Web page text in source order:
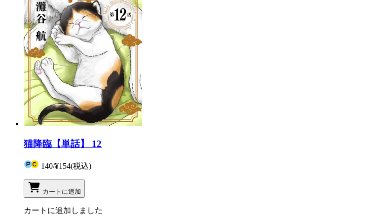
猫降臨【単話】 12
140/¥154(税込)
カートに追加
カートに追加しました